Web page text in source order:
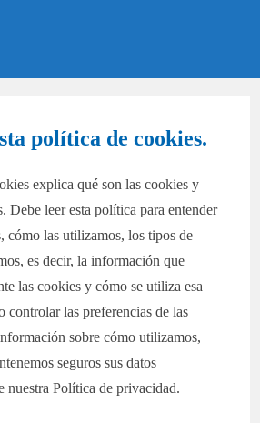
política de cookies.
explica qué son las cookies y
Debe leer esta política para entender
cómo las utilizamos, los tipos de
es decir, la información que
las cookies y cómo se utiliza esa
controlar las preferencias de las
sobre cómo utilizamos,
seguros sus datos
nuestra Política de privacidad.